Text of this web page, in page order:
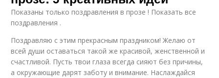
Показаны только поздравления в прозе ! Показать все
поздравления .
Поздравляю с этим прекрасным праздником! Желаю от
всей души оставаться такой же красивой, женственной и
счастливой. Пусть твои глаза всегда сияют без причины,
а окружающие дарят заботу и внимание. Наслаждайся